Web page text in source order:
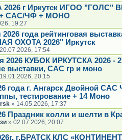
2026 г Иркутск ИГОО "ГОЛС"
САС/ЧФ + МОНО
19:27
2026 года рейтинговая
ОХОТА 2026" Иркутск
17:54
2026 КУБОК ИРКУТСКА 2026 - 2
выставки, САС гр и моно
20:15
года г. Ангарск Двойной
тестирование + 14 Моно
» 14.05.2026, 17:37
Праздник колли и шелти в
» 02.07.2026, 20:07
г.БРАТСК КЛС